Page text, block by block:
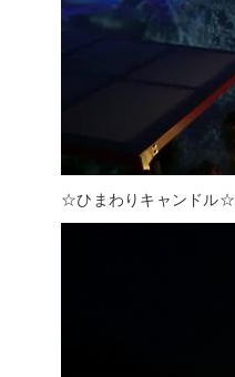
☆ひまわりキャンドル☆